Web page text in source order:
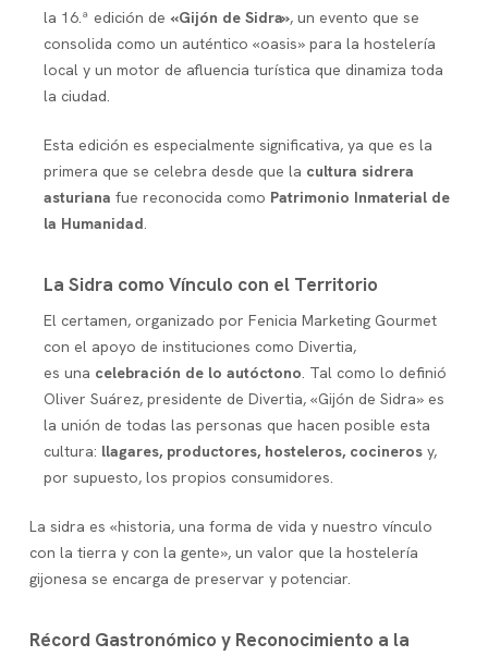
la 16.ª edición de«Gijón de Sidra», un evento que se
consolida como un auténtico «oasis» para la hostelería
local y un motor de afluencia turística que dinamiza toda
la ciudad.
Esta edición es especialmente significativa, ya que es la
primera que se celebra desde que la cultura sidrera
asturiana fue reconocida como Patrimonio Inmaterial de
la Humanidad.
La Sidra como Vínculo con el Territorio
El certamen, organizado por Fenicia Marketing Gourmet
con el apoyo de instituciones como Divertia,
esuna celebración de lo autóctono. Tal como lo definió
Oliver Suárez, presidente de Divertia, «Gijón de Sidra» es
la unión de todas las personas que hacen posible esta
cultura: llagares, productores, hosteleros, cocineros y,
por supuesto, los propios consumidores.
La sidra es «historia, una forma de vida y nuestro vínculo
con la tierra y con la gente», un valor que la hostelería
gijonesa se encarga de preservar y potenciar.
Récord Gastronómico y Reconocimiento a la